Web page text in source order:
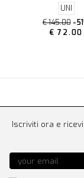
UNI
€ 145.00 -
€ 72.00
Iscriviti ora e